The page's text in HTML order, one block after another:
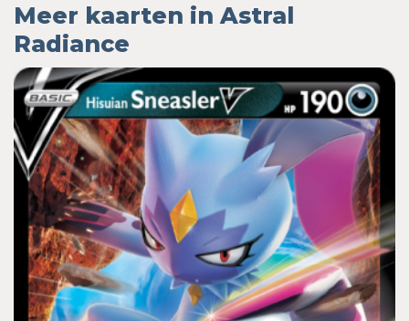
Meer kaarten in Astral
Radiance